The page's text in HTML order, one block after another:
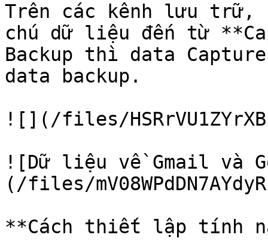
Trên các kênh lưu trữ,
chú dữ liệu đến từ
Backup thì data
data backup.
![](/files/
![Dữ liệu về Gmail và
(/files/
**Cách thiết lập tính